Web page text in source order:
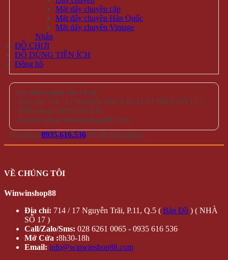
Mặt dây chuyền cặp
Mặt dây chuyền Hàn Quốc
Mặt dây chuyền Vintage
Nhẫn
ĐỒ CHƠI
ĐỒ DÙNG TIỆN ÍCH
Đồng hồ
Sản phẩm đang sẵn có tại
- Địa chỉ: 714 / 17 Nguyễn Trãi, P.11, Q.5 ( NHÀ SỐ 17 )
- Điện thoại: 0935 616 536
- Email: Info@Winwinshop88.Com
Gọi ngay 0935.616.536 để đặt hàng ngay.
VỀ CHÚNG TÔI
Winwinshop88
Địa chỉ: 714 / 17 Nguyễn Trãi, P.11, Q.5 ( Bản Đồ ) ( NHÀ
SỐ 17 )
Call/Zalo/Sms: 028 6261 0065 - 0935 616 536
Mở Cửa :8h30-18h
Email: info@winwinshop88.com